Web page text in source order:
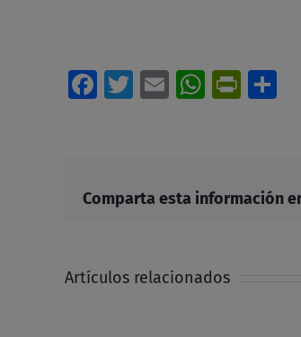
Facebook
Twitter
Email
Comparta esta información
Artículos relacionados